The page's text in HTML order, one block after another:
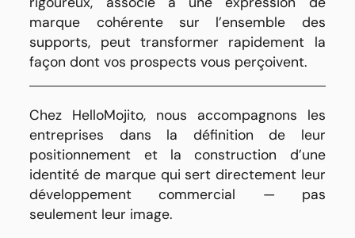
marque cohérente sur l’ensemble des
supports, peut transformer rapidement la
façon dont vos prospects vous perçoivent.
Chez HelloMojito, nous accompagnons les
entreprises dans la définition de leur
positionnement et la construction d’une
identité de marque qui sert directement leur
développement commercial — pas
seulement leur image.